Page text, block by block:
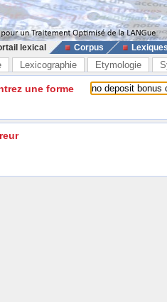
lexical Corpus
Lexicographie Etymologie
une forme